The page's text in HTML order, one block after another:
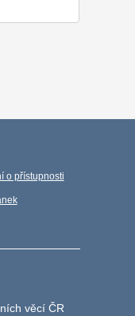
o přístupnosti
věcí ČR